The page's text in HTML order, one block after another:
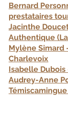
Bernard
prestataires
Jacinthe
Authentique
Mylène Simard
Charlevoix
Isabelle Dubois
Audrey-Anne
Témiscamingue